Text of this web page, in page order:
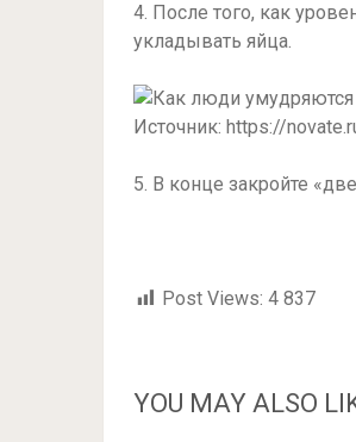
4. После того, как
укладывать яйца.
Источник: https://
5. В конце закройте
Post Views: 4 837
YOU MAY ALSO